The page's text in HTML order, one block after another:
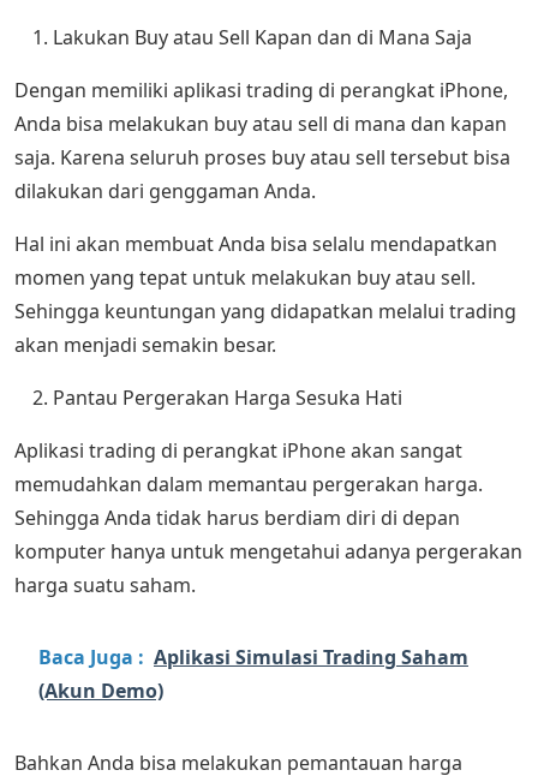
Lakukan Buy atau Sell Kapan dan di Mana Saja
Dengan memiliki aplikasi trading di perangkat iPhone,
Anda bisa melakukan buy atau sell di mana dan kapan
saja. Karena seluruh proses buy atau sell tersebut bisa
dilakukan dari genggaman Anda.
Hal ini akan membuat Anda bisa selalu mendapatkan
momen yang tepat untuk melakukan buy atau sell.
Sehingga keuntungan yang didapatkan melalui trading
akan menjadi semakin besar.
Pantau Pergerakan Harga Sesuka Hati
Aplikasi trading di perangkat iPhone akan sangat
memudahkan dalam memantau pergerakan harga.
Sehingga Anda tidak harus berdiam diri di depan
komputer hanya untuk mengetahui adanya pergerakan
harga suatu saham.
Baca Juga : Aplikasi Simulasi Trading Saham
(Akun Demo)
Bahkan Anda bisa melakukan pemantauan harga